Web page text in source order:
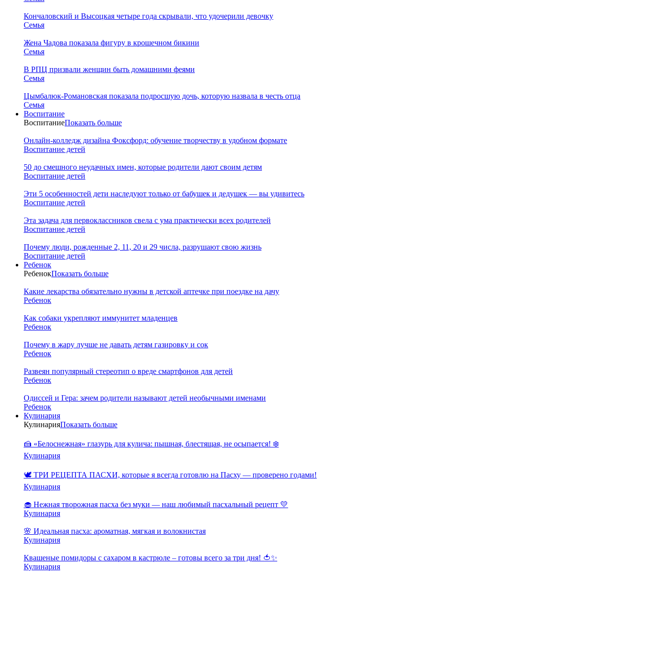
Кончаловский и Высоцкая четыре года скрывали, что удочерили девочку
Семья
Жена Чадова показала фигуру в крошечном бикини
Семья
В РПЦ призвали женщин быть домашними феями
Семья
Цымбалюк-Романовская показала подросшую дочь, которую назвала в честь отца
Семья
Воспитание
ВоспитаниеПоказать больше
Онлайн-колледж дизайна Фоксфорд: обучение творчеству в удобном формате
Воспитание детей
50 до смешного неудачных имен, которые родители дают своим детям
Воспитание детей
Эти 5 особенностей дети наследуют только от бабушек и дедушек — вы удивитесь
Воспитание детей
Эта задача для первоклассников свела с ума практически всех родителей
Воспитание детей
Почему люди, рожденные 2, 11, 20 и 29 числа, разрушают свою жизнь
Воспитание детей
Ребенок
РебенокПоказать больше
Какие лекарства обязательно нужны в детской аптечке при поездке на дачу
Ребенок
Как собаки укрепляют иммунитет младенцев
Ребенок
Почему в жару лучше не давать детям газировку и сок
Ребенок
Развеян популярный стереотип о вреде смартфонов для детей
Ребенок
Одиссей и Гера: зачем родители называют детей необычными именами
Ребенок
Кулинария
КулинарияПоказать больше
🍰 «Белоснежная» глазурь для кулича: пышная, блестящая, не осыпается! ❄️
Кулинария
🕊️ ТРИ РЕЦЕПТА ПАСХИ, которые я всегда готовлю на Пасху — проверено годами!
Кулинария
🧁 Нежная творожная пасха без муки — наш любимый пасхальный рецепт 💛
Кулинария
🌸 Идеальная пасха: ароматная, мягкая и волокнистая
Кулинария
Квашеные помидоры с сахаром в кастрюле – готовы всего за три дня! 🍅✨
Кулинария